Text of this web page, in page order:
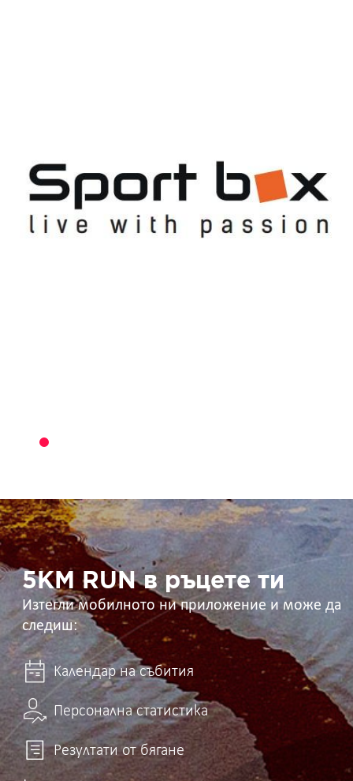
5KM
RUN
в
ръцете
ти 5KM RUN в ръцете ти
Изтегли мобилното ни приложение и може да
следиш:
Календар на събития
Персонална статистика
Резултати от бягане